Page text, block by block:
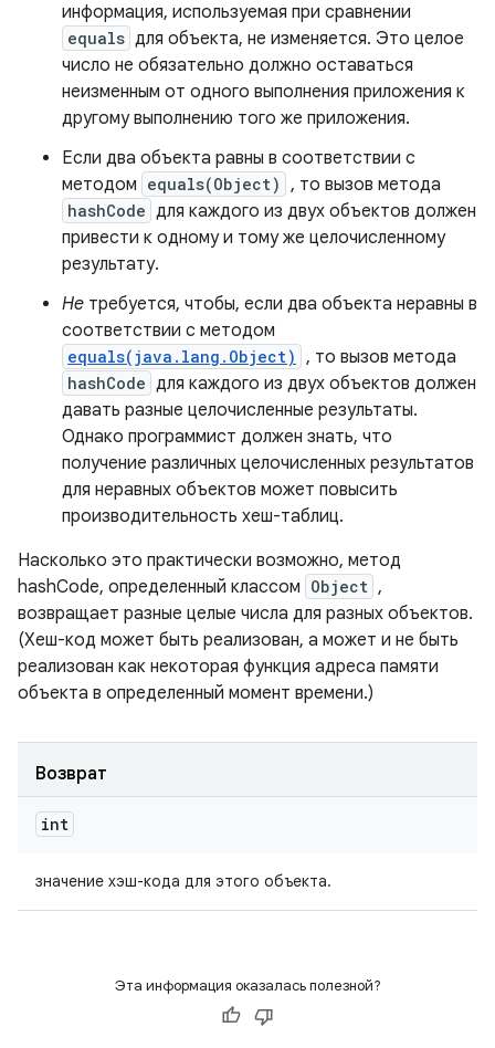
информация, используемая при сравнении
equals для объекта, не изменяется. Это целое
число не обязательно должно оставаться
неизменным от одного выполнения приложения к
другому выполнению того же приложения.
Если два объекта равны в соответствии с
методом equals(Object) , то вызов метода
hashCode для каждого из двух объектов должен
привести к одному и тому же целочисленному
результату.
Не требуется, чтобы, если два объекта неравны в
соответствии с методом
equals(java.lang.Object) , то вызов метода
hashCode для каждого из двух объектов должен
давать разные целочисленные результаты.
Однако программист должен знать, что
получение различных целочисленных результатов
для неравных объектов может повысить
производительность хеш-таблиц.
Насколько это практически возможно, метод
hashCode, определенный классом Object ,
возвращает разные целые числа для разных объектов.
(Хеш-код может быть реализован, а может и не быть
реализован как некоторая функция адреса памяти
объекта в определенный момент времени.)
Возврат
int
значение хэш-кода для этого объекта.
Эта информация оказалась полезной?